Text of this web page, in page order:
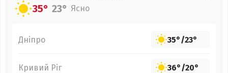
35° 23° Ясно
Дніпро 35°/23°
Кривий Ріг 36°/20°